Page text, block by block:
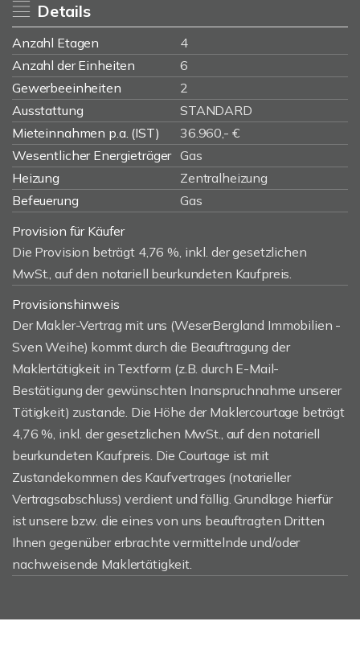
Details
Anzahl Etagen
4
Anzahl der Einheiten
6
Gewerbeeinheiten
2
Ausstattung
STANDARD
Mieteinnahmen p.a. (IST)
36.960,- €
Wesentlicher Energieträger Gas
Heizung
Zentralheizung
Befeuerung
Gas
Provision für Käufer
Die Provision beträgt 4,76 %, inkl. der gesetzlichen
MwSt., auf den notariell beurkundeten Kaufpreis.
Provisionshinweis
Der Makler-Vertrag mit uns (WeserBergland Immobilien -
Sven Weihe) kommt durch die Beauftragung der
Maklertätigkeit in Textform (z.B. durch E-Mail-
Bestätigung der gewünschten Inanspruchnahme unserer
Tätigkeit) zustande. Die Höhe der Maklercourtage beträgt
4,76 %, inkl. der gesetzlichen MwSt., auf den notariell
beurkundeten Kaufpreis. Die Courtage ist mit
Zustandekommen des Kaufvertrages (notarieller
Vertragsabschluss) verdient und fällig. Grundlage hierfür
ist unsere bzw. die eines von uns beauftragten Dritten
Ihnen gegenüber erbrachte vermittelnde und/oder
nachweisende Maklertätigkeit.